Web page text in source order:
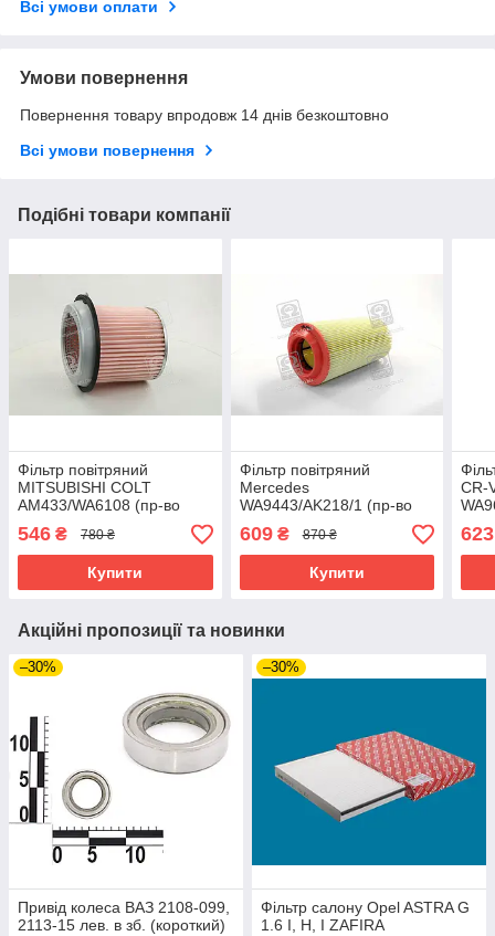
Всі умови оплати
Умови повернення
Повернення товару впродовж 14 днів безкоштовно
Всі умови повернення
Подібні товари компанії
Фільтр повітряний
MITSUBISHI COLT
AM433/WA6108 (пр-во
WIX-Filtron) WA6108
546 ₴ 780 ₴
Купити
Фільтр повітряний
Mercedes
WA9443/AK218/1 (пр-во
WIX-Filtron) WA9443
609₴ 870 ₴
Купити
CR-
623
Акційні пропозиції та новинки
–30%
Привід колеса ВАЗ 2108-099,
2113-15 лев. в зб. (короткий)
–30%
Фільтр салону Opel ASTRA G
1.6 I, H, I ZAFIRA